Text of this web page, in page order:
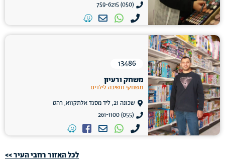
(050) 759-6215
13486
משחק ורעיון
משחקי חשיבה לילדים
שכונה 21, ליד מסגד אלתקווא, רהט
(055) 261-1100
לכל האזור רחבי העיר >>